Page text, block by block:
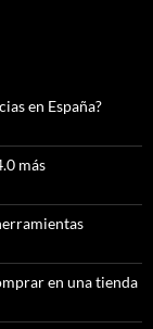
en España?
más
en una tienda